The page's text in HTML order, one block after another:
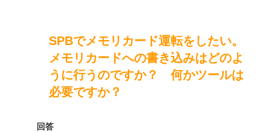
SPBでメモリカード運転をしたい。
メモリカードへの書き込みはどのよ
うに行うのですか？ 何かツールは
必要ですか？
回答